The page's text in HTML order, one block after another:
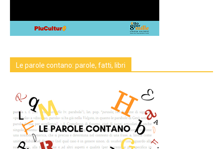
Le parole contano: parole, fatti, libri